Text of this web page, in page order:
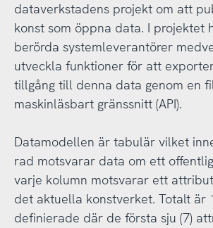
dataverkstadens projekt om att
konst som öppna data. I projektet
berörda systemleverantörer
utveckla funktioner för att
tillgång till denna data genom en
maskinläsbart gränssnitt (API).
Datamodellen är tabulär vilket
rad motsvarar data om ett
varje kolumn motsvarar ett
det aktuella konstverket. Totalt är
definierade där de första sju (7)